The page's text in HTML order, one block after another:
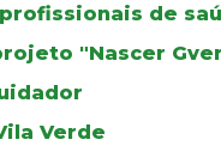
de
"Nascer
Verde